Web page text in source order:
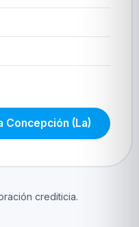
Concepción (La)
crediticia.